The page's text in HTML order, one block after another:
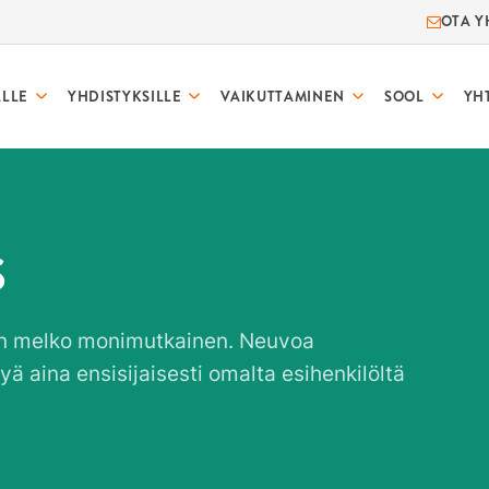
OTA
YHDISTYKSILLE VAIKUTTAMINEN SOOL
monimutkainen. Neuvoa
aina ensisijaisesti omalta esihenkilöltä